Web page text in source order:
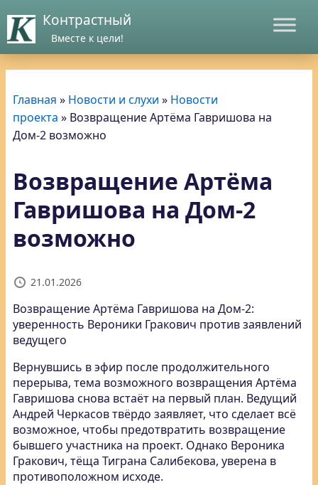
Контрастный
Вместе к цели!
Главная » Новости и слухи » Новости
проекта » Возвращение Артёма Гавришова на
Дом-2 возможно
Возвращение Артёма
Гавришова на Дом-2
возможно
21.01.2026
Возвращение Артёма Гавришова на Дом-2:
уверенность Вероники Гракович против заявлений
ведущего
Вернувшись в эфир после продолжительного
перерыва, тема возможного возвращения Артёма
Гавришова снова встаёт на первый план. Ведущий
Андрей Черкасов твёрдо заявляет, что сделает всё
возможное, чтобы предотвратить возвращение
бывшего участника на проект. Однако Вероника
Гракович, тёща Тиграна Салибекова, уверена в
противоположном исходе.